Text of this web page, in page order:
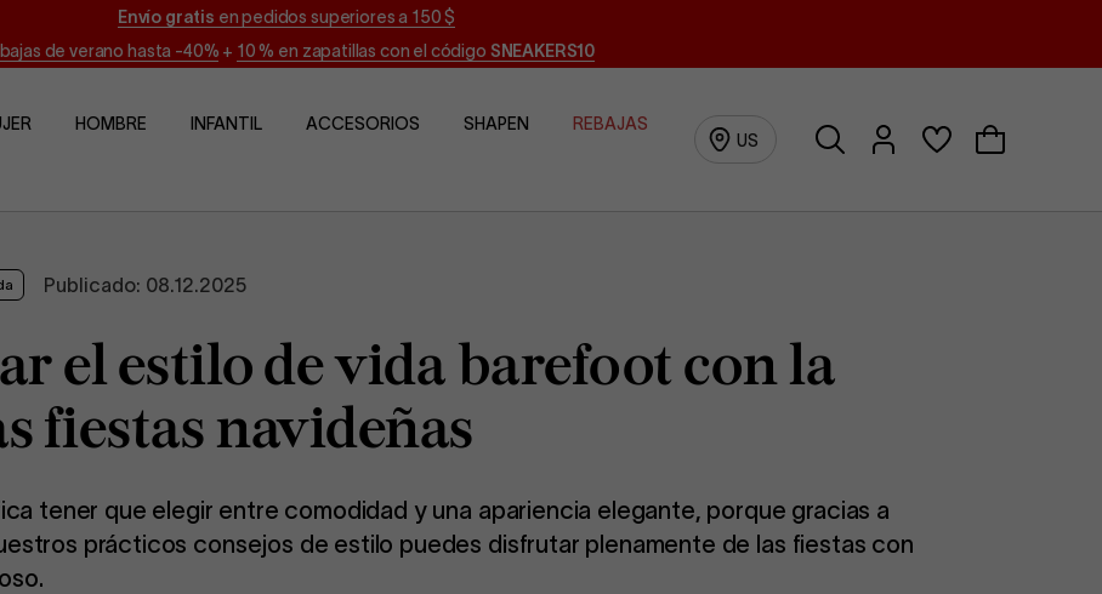
Envío gratis en pedidos superiores a 150 $
de verano hasta -40% + 10 % en zapatillas con el código SNEAKERS10
HOMBRE INFANTIL ACCESORIOS SHAPEN
REBAJAS
US
BuscarIniciar sesión/Registrarse
Publicado: 08.12.2025
el estilo de vida barefoot con la
fiestas navideñas
tener que elegir entre comodidad y una apariencia elegante, porque gracias a
prácticos consejos de estilo puedes disfrutar plenamente de las fiestas con